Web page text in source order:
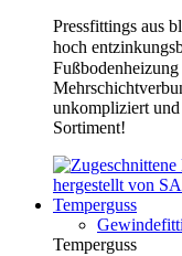
Pressfittings aus
hoch
unkompliziert
Sortiment!
Temperguss
Temperguss